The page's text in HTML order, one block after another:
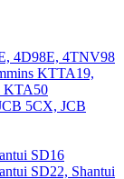
4D98E, 4TNV98
KTTA19,
KTA50
5CX, JCB
SD16
SD22, Shantui